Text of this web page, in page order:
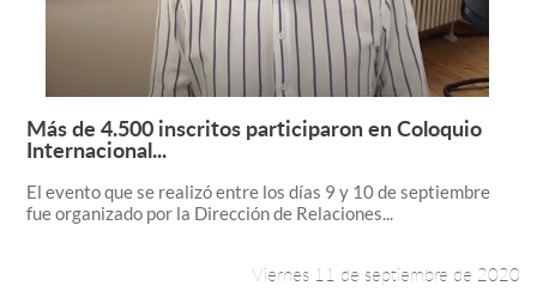
Leer más +
Más de 4.500 inscritos participaron en Coloquio
Internacional...
El evento que se realizó entre los días 9 y 10 de septiembre
fue organizado por la Dirección de Relaciones...
Viernes 11 de septiembre de 2020